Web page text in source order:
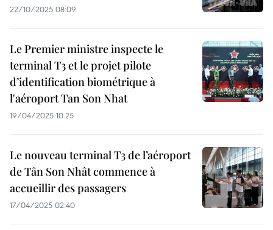
22/10/2025 08:09
Le Premier ministre inspecte le
terminal T3 et le projet pilote
d’identification biométrique à
l'aéroport Tan Son Nhat
19/04/2025 10:25
Le nouveau terminal T3 de l’aéroport
de Tân Son Nhât commence à
accueillir des passagers
17/04/2025 02:40